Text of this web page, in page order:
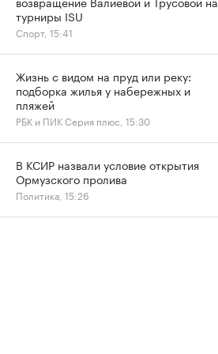
турниры ISU
Спорт, 15:41
Жизнь с видом на пруд или реку:
подборка жилья у набережных и
пляжей
РБК и ПИК Серия плюс, 15:30
В КСИР назвали условие открытия
Ормузского пролива
Политика, 15:26